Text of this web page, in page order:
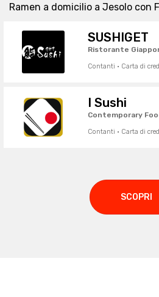
Ramen a domicilio a Jesolo con
SUSHIGET
Ristorante
Contanti · Carta di
I Sushi
Contemporary
Contanti · Carta di
SCOPRI